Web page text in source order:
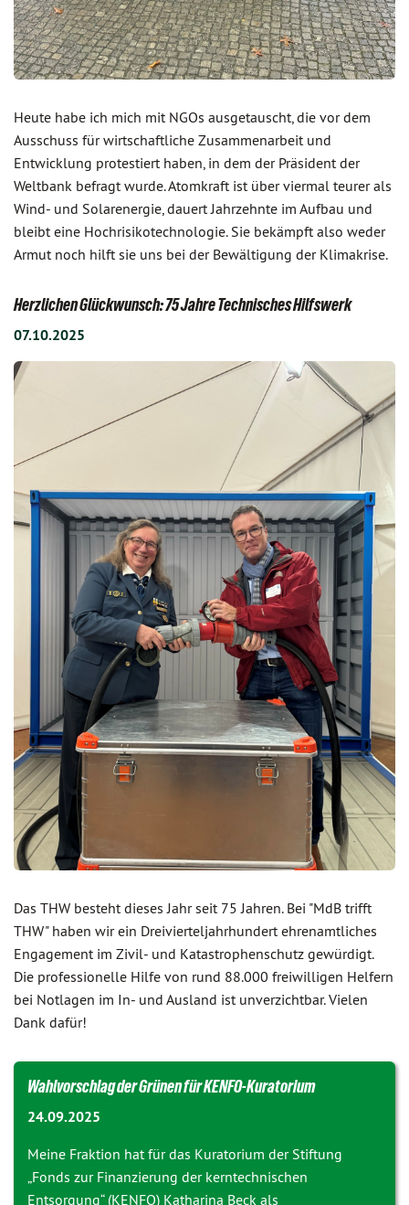
Heute habe ich mich mit NGOs ausgetauscht, die vor dem
Ausschuss für wirtschaftliche Zusammenarbeit und
Entwicklung protestiert haben, in dem der Präsident der
Weltbank befragt wurde. Atomkraft ist über viermal teurer als
Wind- und Solarenergie, dauert Jahrzehnte im Aufbau und
bleibt eine Hochrisikotechnologie. Sie bekämpft also weder
Armut noch hilft sie uns bei der Bewältigung der Klimakrise.
Herzlichen Glückwunsch: 75 Jahre Technisches Hilfswerk
07.10.2025
Das THW besteht dieses Jahr seit 75 Jahren. Bei "MdB trifft
THW" haben wir ein Dreivierteljahrhundert ehrenamtliches
Engagement im Zivil- und Katastrophenschutz gewürdigt.
Die professionelle Hilfe von rund 88.000 freiwilligen Helfern
bei Notlagen im In- und Ausland ist unverzichtbar. Vielen
Dank dafür!
Wahlvorschlag der Grünen für KENFO-Kuratorium
24.09.2025
Meine Fraktion hat für das Kuratorium der Stiftung
„Fonds zur Finanzierung der kerntechnischen
Entsorgung“ (KENFO) Katharina Beck als